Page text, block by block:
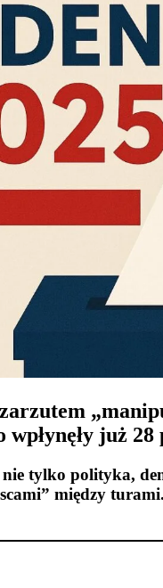
już
nie tylko polityka,
między